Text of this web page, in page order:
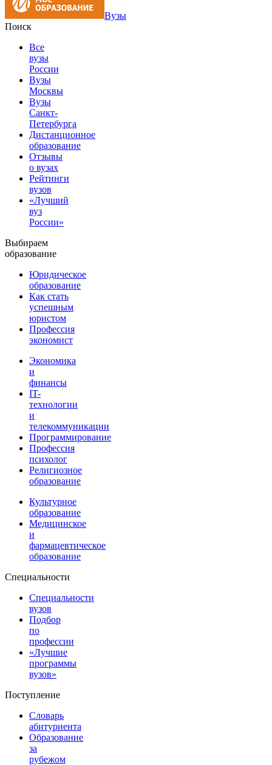
Вузы
Поиск
Все
вузы
России
Вузы
Москвы
Вузы
Санкт-
Петербурга
Дистанционное
образование
Отзывы
о вузах
Рейтинги
вузов
«Лучший
вуз
России»
Выбираем
образование
Юридическое
образование
Как стать
успешным
юристом
Профессия
экономист
Экономика
и
финансы
IT-
технологии
и
телекоммуникации
Программирование
Профессия
психолог
Религиозное
образование
Культурное
образование
Медицинское
и
фармацевтическое
образование
Специальности
Специальности
вузов
Подбор
по
профессии
«Лучшие
программы
вузов»
Поступление
Словарь
абитуриента
Образование
за
рубежом